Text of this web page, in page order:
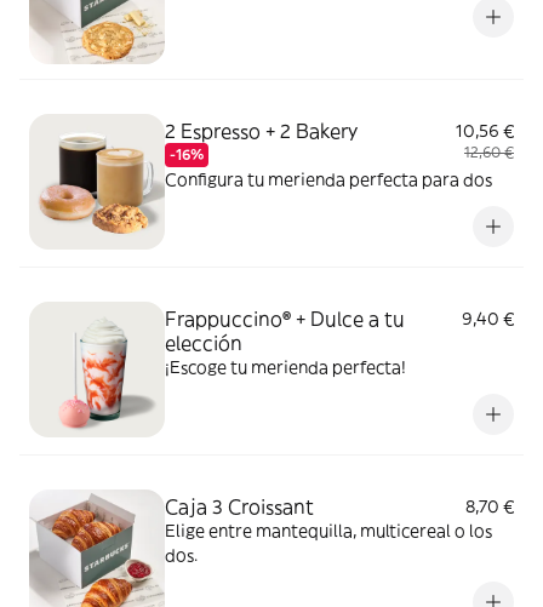
2 Espresso + 2 Bakery
-16%
10,56 €
12,60 €
Configura tu merienda perfecta para dos
Frappuccino® + Dulce a tu
elección
9,40 €
¡Escoge tu merienda perfecta!
Caja 3 Croissant
8,70 €
Elige entre mantequilla, multicereal o los
dos.